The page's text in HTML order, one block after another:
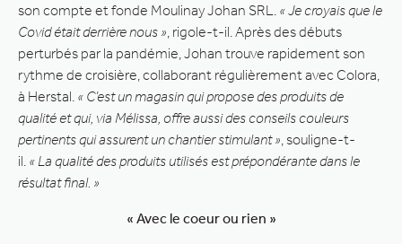
son compte et fonde Moulinay Johan SRL. « Je croyais que le
Covid était derrière nous » , rigole-t-il. Après des débuts
perturbés par la pandémie, Johan trouve rapidement son
rythme de croisière, collaborant régulièrement avec Colora,
à Herstal. « C’est un magasin qui propose des produits de
qualité et qui, via Mélissa, offre aussi des conseils couleurs
pertinents qui assurent un chantier stimulant » , souligne-t-
il. « La qualité des produits utilisés est prépondérante dans le
résultat final. »
« Avec le coeur ou rien »